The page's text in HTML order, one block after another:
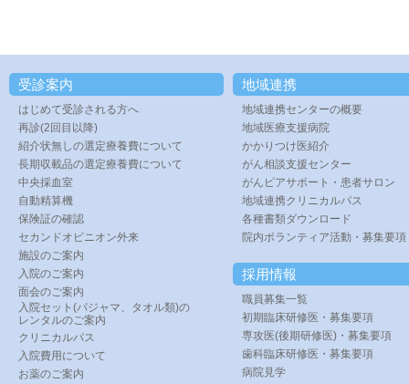
受診案内
はじめて受診される方へ
再診(2回目以降)
紹介状無しの選定療養費について
長期収載品の選定療養費について
中央採血室
自動精算機
保険証の確認
セカンドオピニオン外来
施設のご案内
入院のご案内
面会のご案内
入院セット(パジャマ、タオル類)の
レンタルのご案内
クリニカルパス
入院費用について
お薬のご案内
地域連携
地域連携センターの概要
地域医療支援病院
かかりつけ医紹介
がん相談支援センター
がんピアサポート・患者サロン
地域連携クリニカルパス
各種書類ダウンロード
院内ボランティア活動・募集要項
採用情報
職員募集一覧
初期臨床研修医・募集要項
専攻医(後期研修医)・募集要項
歯科臨床研修医・募集要項
病院見学